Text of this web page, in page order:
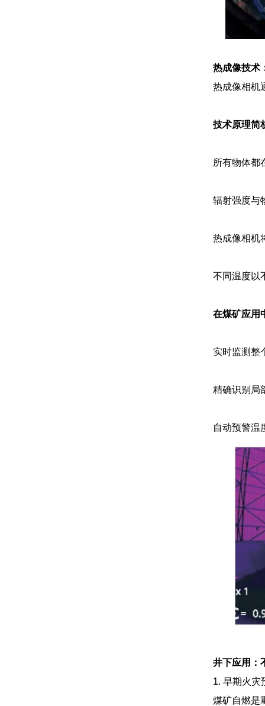
热成像技术
热成像相机
技术原理简
所有物体都
辐射强度与
热成像相机
不同温度以
在煤矿应用
实时监测整
精确识别局
自动预警温
井下应用：
1. 早期火灾
煤矿自燃是